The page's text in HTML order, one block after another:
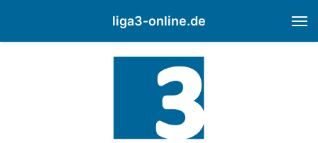
liga3-online.de